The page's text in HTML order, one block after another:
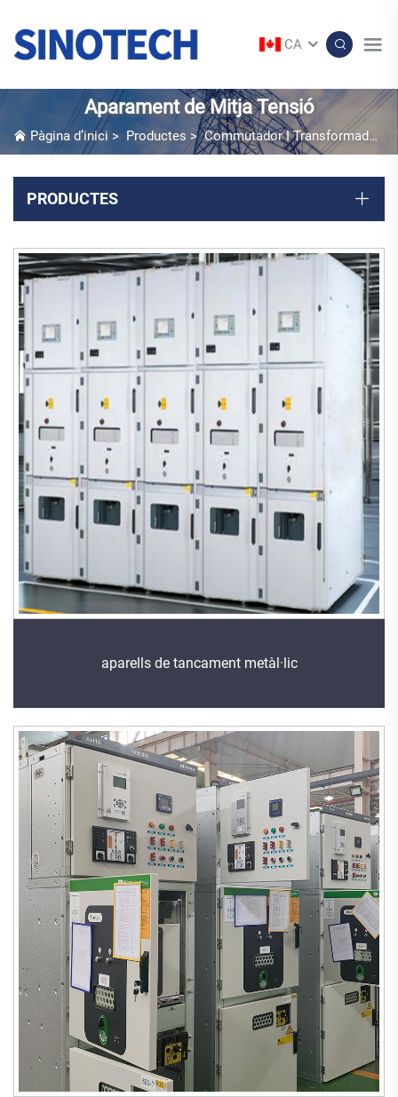
CA
Aparament de Mitja Tensió
Pàgina d’inici > Productes >Commutador I Transformador En Caixa
PRODUCTES
aparells de tancament metàl·lic